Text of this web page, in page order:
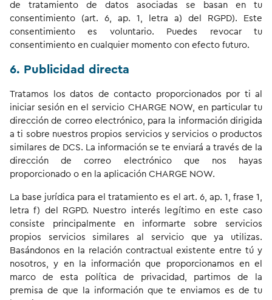
de tratamiento de datos asociadas se basan en tu
consentimiento (art. 6, ap. 1, letra a) del RGPD). Este
consentimiento es voluntario. Puedes revocar tu
consentimiento en cualquier momento con efecto futuro.
6. Publicidad directa
Tratamos los datos de contacto proporcionados por ti al
iniciar sesión en el servicio CHARGE NOW, en particular tu
dirección de correo electrónico, para la información dirigida
a ti sobre nuestros propios servicios y servicios o productos
similares de DCS. La información se te enviará a través de la
dirección de correo electrónico que nos hayas
proporcionado o en la aplicación CHARGE NOW.
La base jurídica para el tratamiento es el art. 6, ap. 1, frase 1,
letra f) del RGPD. Nuestro interés legítimo en este caso
consiste principalmente en informarte sobre servicios
propios servicios similares al servicio que ya utilizas.
Basándonos en la relación contractual existente entre tú y
nosotros, y en la información que proporcionamos en el
marco de esta política de privacidad, partimos de la
premisa de que la información que te enviamos es de tu